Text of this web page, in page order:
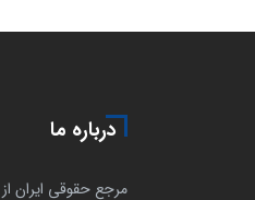
درباره ما